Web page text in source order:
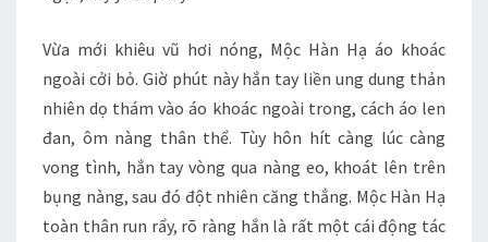
Vừa mới khiêu vũ hơi nóng, Mộc Hàn Hạ áo khoác
ngoài cởi bỏ. Giờ phút này hắn tay liền ung dung thản
nhiên dọ thám vào áo khoác ngoài trong, cách áo len
đan, ôm nàng thân thể. Tùy hôn hít càng lúc càng
vong tình, hắn tay vòng qua nàng eo, khoát lên trên
bụng nàng, sau đó đột nhiên căng thẳng. Mộc Hàn Hạ
toàn thân run rẩy, rõ ràng hắn là rất một cái động tác